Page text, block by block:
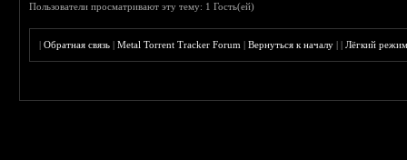
Пользователи просматривают эту тему: 1 Гость(ей)
|Обратная связь |Metal Torrent Tracker Forum |Вернуться к началу ||Лёгкий